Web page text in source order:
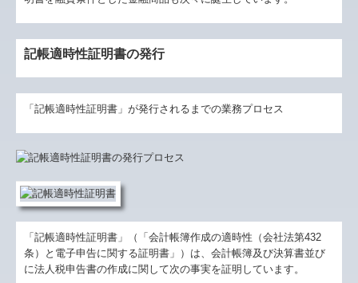
記帳適時性証明書の発行
「記帳適時性証明書」が発行されるまでの業務プロセス
「記帳適時性証明書」（「会計帳簿作成の適時性（会社法第432
条）と電子申告に関する証明書」）は、会計帳簿及び決算書並び
に法人税申告書の作成に関して次の事実を証明しています。